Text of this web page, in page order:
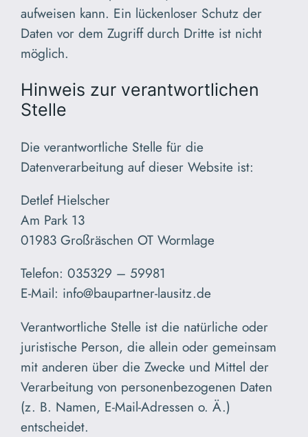
aufweisen kann. Ein lückenloser Schutz der
Daten vor dem Zugriff durch Dritte ist nicht
möglich.
Hinweis zur verantwortlichen
Stelle
Die verantwortliche Stelle für die
Datenverarbeitung auf dieser Website ist:
Detlef Hielscher
Am Park 13
01983 Großräschen OT Wormlage
Telefon: 035329 – 59981
E-Mail: info@baupartner-lausitz.de
Verantwortliche Stelle ist die natürliche oder
juristische Person, die allein oder gemeinsam
mit anderen über die Zwecke und Mittel der
Verarbeitung von personenbezogenen Daten
(z. B. Namen, E-Mail-Adressen o. Ä.)
entscheidet.